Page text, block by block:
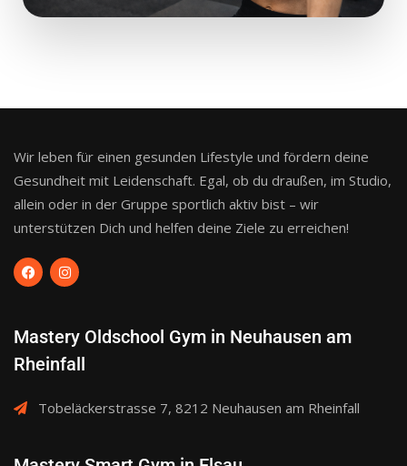
Wir leben für einen gesunden Lifestyle und fördern deine
Gesundheit mit Leidenschaft. Egal, ob du draußen, im Studio,
allein oder in der Gruppe sportlich aktiv bist – wir
unterstützen Dich und helfen deine Ziele zu erreichen!
Mastery Oldschool Gym in Neuhausen am
Rheinfall
Tobeläckerstrasse 7, 8212 Neuhausen am Rheinfall